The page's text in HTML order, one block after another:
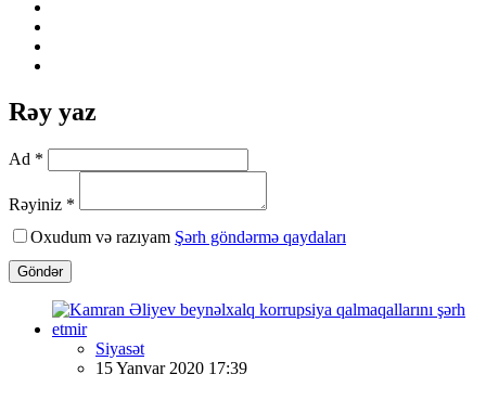
Rəy yaz
Ad *
Rəyiniz *
Oxudum və razıyam Şərh göndərmə qaydaları
Göndər
Siyasət
15 Yanvar 2020 17:39